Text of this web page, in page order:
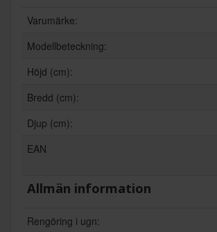
Varumärke:
Modellbeteckning:
Höjd (cm):
Bredd (cm):
Djup (cm):
EAN
Allmän information
Rengöring i ugn: